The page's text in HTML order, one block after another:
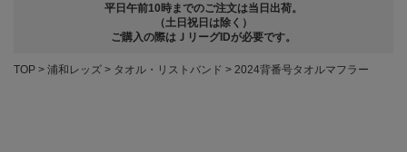
平日午前10時までのご注文は当日出荷。
（土日祝日は除く）
ご購入の際はＪリーグIDが必要です。
TOP 浦和レッズ タオル・リストバンド 2024背番号タオルマフラー